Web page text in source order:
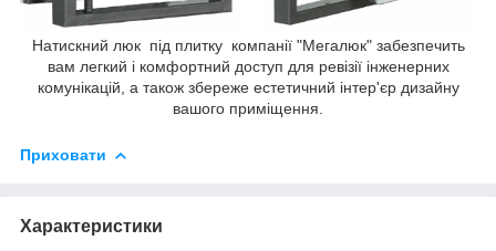
Натискний люк під плитку компанії "Мегалюк" забезпечить
вам легкий і комфортний доступ для ревізії інженерних
комунікацій, а також збереже естетичний інтер'єр дизайну
вашого приміщення.
Приховати
Характеристики